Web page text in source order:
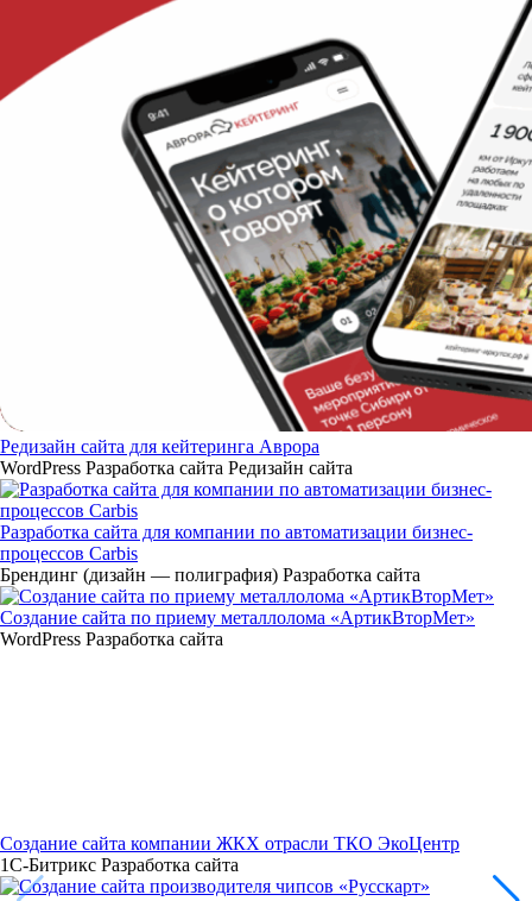
Редизайн сайта для кейтеринга Аврора
WordPress Разработка сайта Редизайн сайта
Разработка сайта для компании по автоматизации бизнес-
процессов Carbis
Брендинг (дизайн — полиграфия) Разработка сайта
Создание сайта по приему металлолома «АртикВторМет»
WordPress Разработка сайта
Создание сайта компании ЖКХ отрасли ТКО ЭкоЦентр
1С-Битрикс Разработка сайта